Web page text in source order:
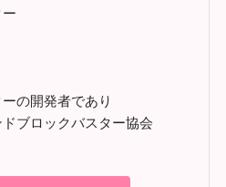
の開発者であり
ブロックバスター協会